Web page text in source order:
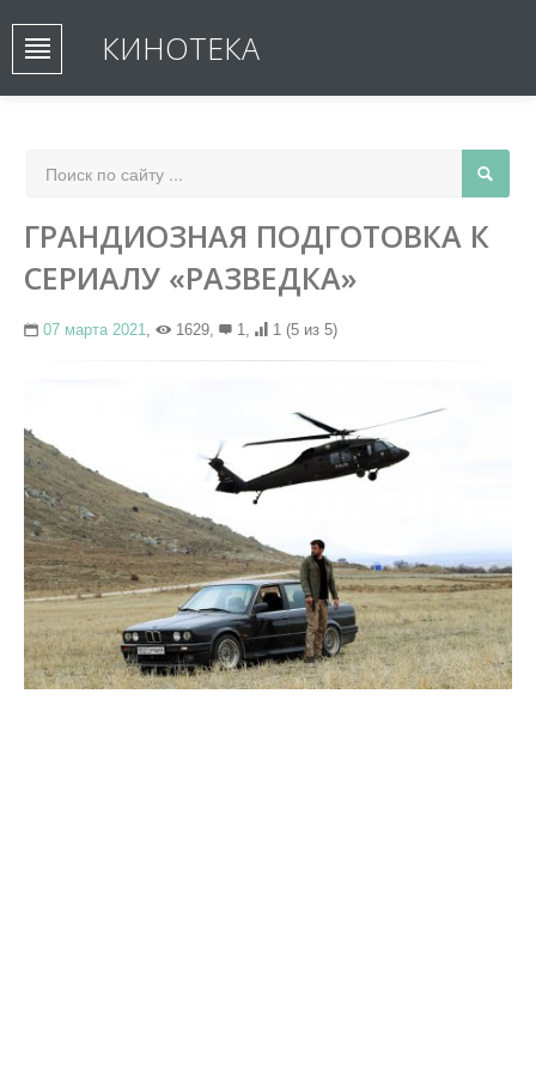
КИНОТЕКА
ГРАНДИОЗНАЯ ПОДГОТОВКА К
СЕРИАЛУ «РАЗВЕДКА»
07 марта 2021, 1629, 1, 1 (5 из 5)